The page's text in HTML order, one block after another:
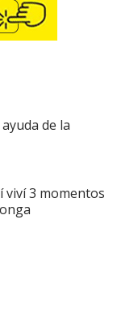
de la
viví 3 momentos